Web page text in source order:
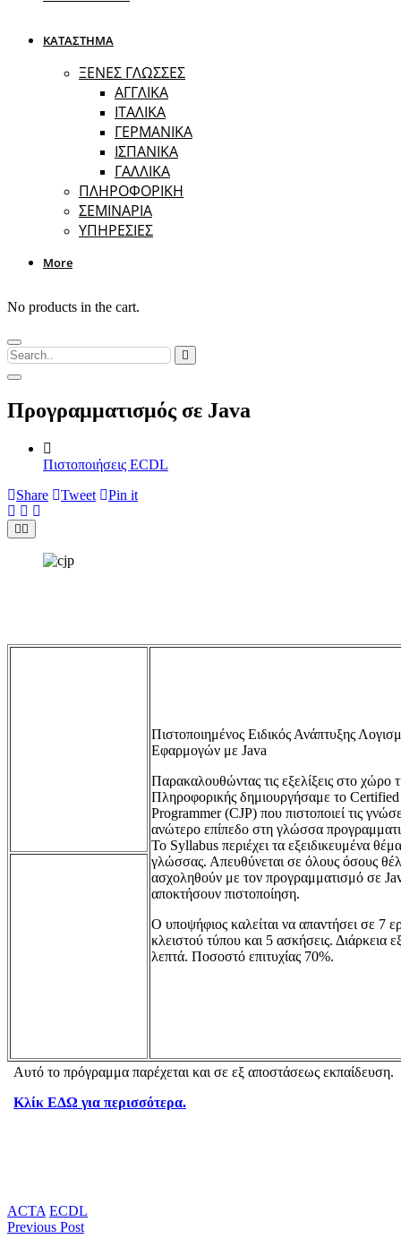
ΚΑΤΑΣΤΗΜΑ
ΞΕΝΕΣ ΓΛΩΣΣΕΣ
ΑΓΓΛΙΚΑ
ΙΤΑΛΙΚΑ
ΓΕΡΜΑΝΙΚΑ
ΙΣΠΑΝΙΚΑ
ΓΑΛΛΙΚΑ
ΠΛΗΡΟΦΟΡΙΚΗ
ΣΕΜΙΝΑΡΙΑ
ΥΠΗΡΕΣΙΕΣ
More
No products in the cart.
Προγραμματισμός σε Java
Πιστοποιήσεις ECDL
Share
Tweet Pin it
Πιστοποιημένος Ειδικός Ανάπτυξης
Εφαρμογών με Java
Παρακαλουθώντας τις εξελίξεις στο χώρο
Πληροφορικής δημιουργήσαμε το Certified
Programmer (CJP) που πιστοποιεί τις
ανώτερο επίπεδο στη γλώσσα
Το Syllabus περιέχει τα εξειδικευμένα
γλώσσας. Απευθύνεται σε όλους όσους
ασχοληθούν με τον προγραμματισμό σε
αποκτήσουν πιστοποίηση.
Ο υποψήφιος καλείται να απαντήσει σε 7
κλειστού τύπου και 5 ασκήσεις. Διάρκεια
λεπτά. Ποσοστό επιτυχίας 70%.
Αυτό το πρόγραμμα παρέχεται και σε εξ αποστάσεως εκπαίδευση.
Κλίκ ΕΔΩ για περισσότερα.
ACTA ECDL
Previous Post